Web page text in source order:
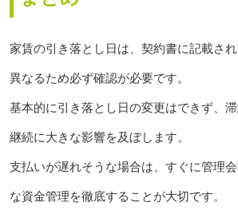
家賃の引き落とし日は、契約書に記載さ
異なるため必ず確認が必要です。
基本的に引き落とし日の変更はできず、
継続に大きな影響を及ぼします。
支払いが遅れそうな場合は、すぐに管理
な資金管理を徹底することが大切です。